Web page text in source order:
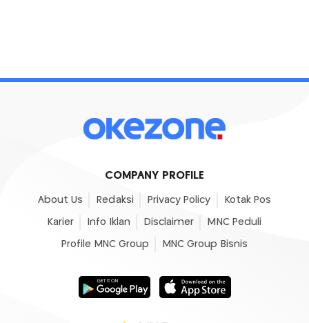
COMPANY PROFILE
About Us Redaksi Privacy Policy Kotak Pos
Karier Info Iklan Disclaimer MNC Peduli
Profile MNC Group MNC Group Bisnis